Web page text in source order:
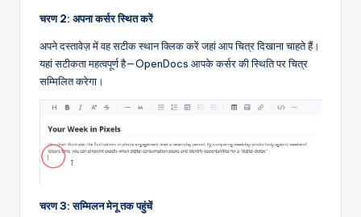
चरण 2: अपना कर्सर स्थित करें
अपने दस्तावेज़ में वह सटीक स्थान क्लिक करें जहां आप चित्र दिखाना चाहते हैं।
यहां सटीकता महत्वपूर्ण है—OpenDocs आपके कर्सर की स्थिति पर चित्र
सम्मिलित करेगा।
चरण 3: सम्मिलन मेनू तक पहुंचें